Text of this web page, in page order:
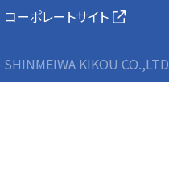
コーポレートサイト
KIKOU CO.,LTD